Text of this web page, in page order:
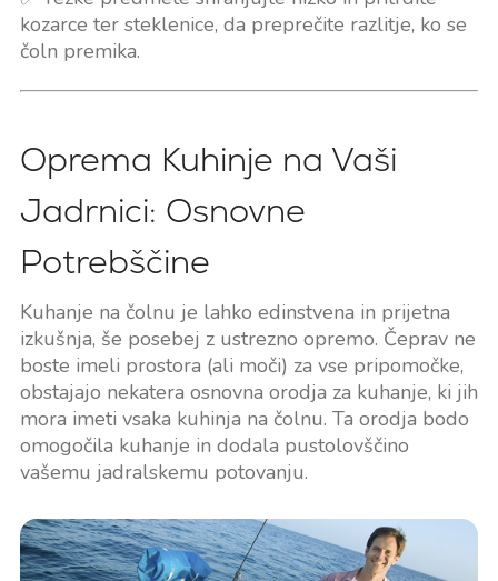
kozarce ter steklenice, da preprečite razlitje, ko se
čoln premika.
Oprema Kuhinje na Vaši
Jadrnici: Osnovne
Potrebščine
Kuhanje na čolnu je lahko edinstvena in prijetna
izkušnja, še posebej z ustrezno opremo. Čeprav ne
boste imeli prostora (ali moči) za vse pripomočke,
obstajajo nekatera osnovna orodja za kuhanje, ki jih
mora imeti vsaka kuhinja na čolnu. Ta orodja bodo
omogočila kuhanje in dodala pustolovščino
vašemu jadralskemu potovanju.